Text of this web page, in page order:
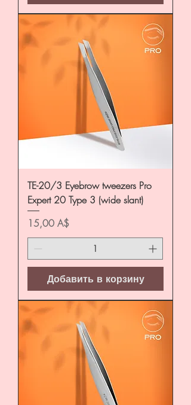
TE-20/3 Eyebrow tweezers Pro
Expert 20 Type 3 (wide slant)
Цена
15,00 A$
Добавить в корзину